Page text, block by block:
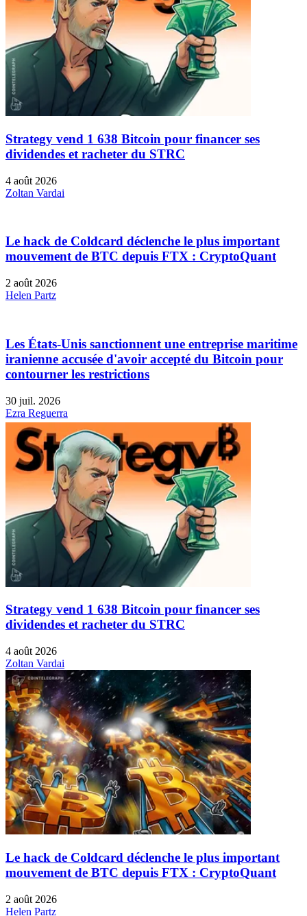
Strategy vend 1 638 Bitcoin pour financer ses
dividendes et racheter du STRC
4 août 2026
Zoltan Vardai
Le hack de Coldcard déclenche le plus important
mouvement de BTC depuis FTX : CryptoQuant
2 août 2026
Helen Partz
Les États-Unis sanctionnent une entreprise maritime
iranienne accusée d'avoir accepté du Bitcoin pour
contourner les restrictions
30 juil. 2026
Ezra Reguerra
Strategy vend 1 638 Bitcoin pour financer ses
dividendes et racheter du STRC
4 août 2026
Zoltan Vardai
Le hack de Coldcard déclenche le plus important
mouvement de BTC depuis FTX : CryptoQuant
2 août 2026
Helen Partz